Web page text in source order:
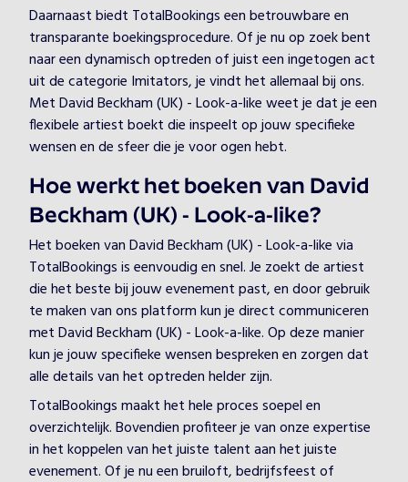
Daarnaast biedt TotalBookings een betrouwbare en
transparante boekingsprocedure. Of je nu op zoek bent
naar een dynamisch optreden of juist een ingetogen act
uit de categorie Imitators, je vindt het allemaal bij ons.
Met David Beckham (UK) - Look-a-like weet je dat je een
flexibele artiest boekt die inspeelt op jouw specifieke
wensen en de sfeer die je voor ogen hebt.
Hoe werkt het boeken van David
Beckham (UK) - Look-a-like?
Het boeken van David Beckham (UK) - Look-a-like via
TotalBookings is eenvoudig en snel. Je zoekt de artiest
die het beste bij jouw evenement past, en door gebruik
te maken van ons platform kun je direct communiceren
met David Beckham (UK) - Look-a-like. Op deze manier
kun je jouw specifieke wensen bespreken en zorgen dat
alle details van het optreden helder zijn.
TotalBookings maakt het hele proces soepel en
overzichtelijk. Bovendien profiteer je van onze expertise
in het koppelen van het juiste talent aan het juiste
evenement. Of je nu een bruiloft, bedrijfsfeest of